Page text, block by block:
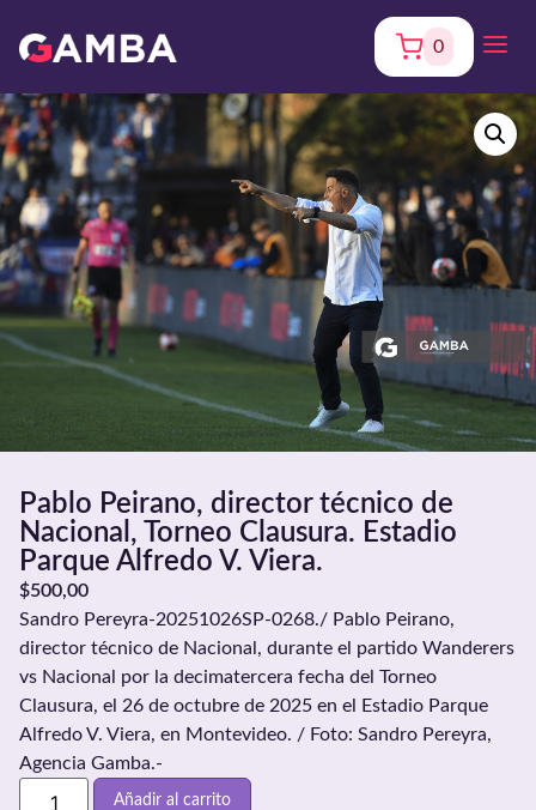
0
Pablo Peirano, director técnico de
Nacional, Torneo Clausura. Estadio
Parque Alfredo V. Viera.
$500,00
Sandro Pereyra-20251026SP-0268./ Pablo Peirano,
director técnico de Nacional, durante el partido Wanderers
vs Nacional por la decimatercera fecha del Torneo
Clausura, el 26 de octubre de 2025 en el Estadio Parque
Alfredo V. Viera, en Montevideo. / Foto: Sandro Pereyra,
Agencia Gamba.-
Añadir al carrito